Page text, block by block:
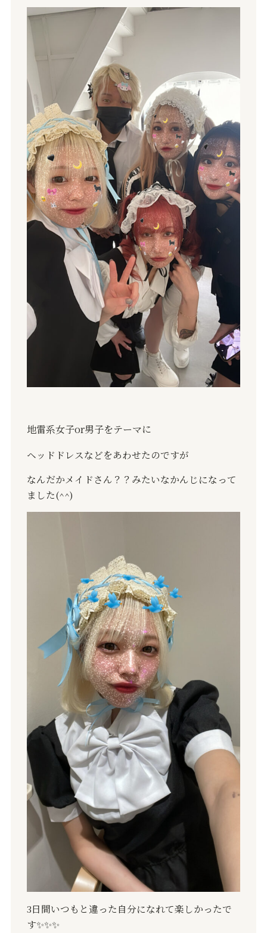
地雷系女子or男子をテーマに
ヘッドドレスなどをあわせたのですが
なんだかメイドさん？？みたいなかんじになって
ました(^^)
3日間いつもと違った自分になれて楽しかったで
す✨✨✨